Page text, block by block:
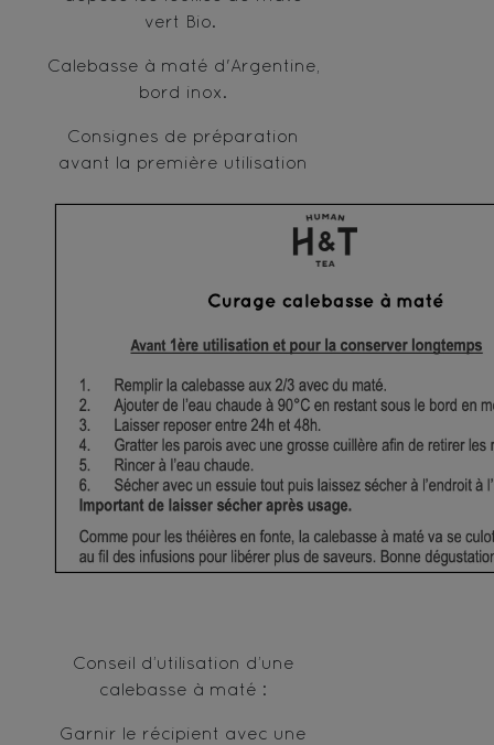
vert Bio.
Calebasse à maté d'Argentine,
bord inox.
Consignes de préparation
avant la première utilisation
Conseil d’utilisation d’une
calebasse à maté :
Garnir le récipient avec une